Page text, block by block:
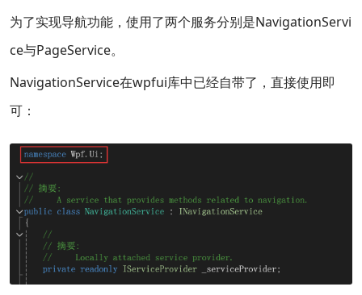
为了实现导航功能，使用了两个服务分别是NavigationServi
ce与PageService。
NavigationService在wpfui库中已经自带了，直接使用即
可：